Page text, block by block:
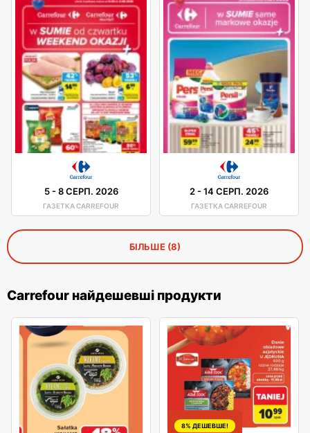
5-8 СЕРП. 2026
ГАЗЕТКА CARREFOUR
2-14 СЕРП. 2026
ГАЗЕТКА CARREFOUR
БІЛЬШЕ (8)
Carrefour найдешевші продукти
8% ДЕШЕВШЕ!